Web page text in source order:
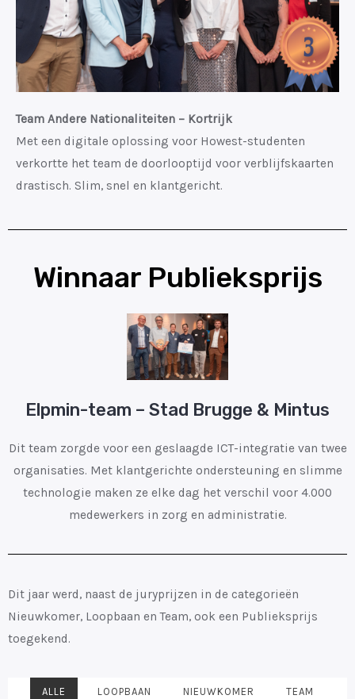
Team Andere Nationaliteiten – Kortrijk
Met een digitale oplossing voor Howest-studenten
verkortte het team de doorlooptijd voor verblijfskaarten
drastisch. Slim, snel en klantgericht.
Winnaar Publieksprijs
Elpmin-team – Stad Brugge & Mintus
Dit team zorgde voor een geslaagde ICT-integratie van twee
organisaties. Met klantgerichte ondersteuning en slimme
technologie maken ze elke dag het verschil voor 4.000
medewerkers in zorg en administratie.
Dit jaar werd, naast de juryprijzen in de categorieën
Nieuwkomer, Loopbaan en Team, ook een Publieksprijs
toegekend.
ALLE LOOPBAAN NIEUWKOMER TEAM